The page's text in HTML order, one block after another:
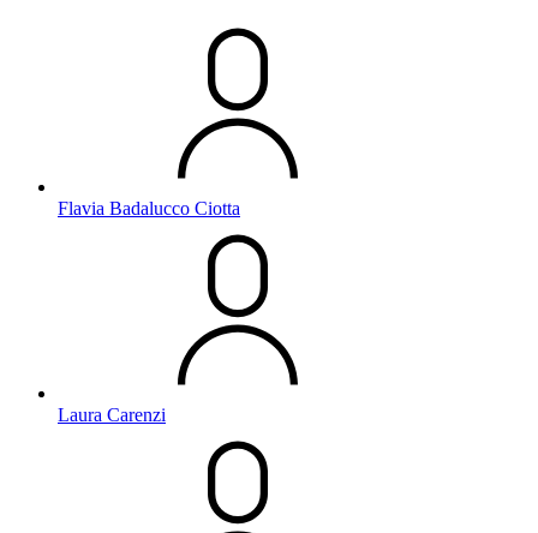
Flavia Badalucco Ciotta
Laura Carenzi